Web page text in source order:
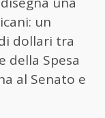
un
dollari tra
della Spesa
al Senato e